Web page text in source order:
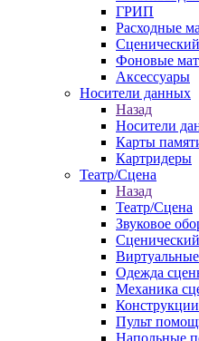
ГРИП
Расходные
Фоновые
Аксессуары
Носители данных
Назад
Носители
Карты
Картридеры
Театр/Сцена
Назад
Театр/Сцена
Звуковое
Одежда
Механика
Пульт
Напольные